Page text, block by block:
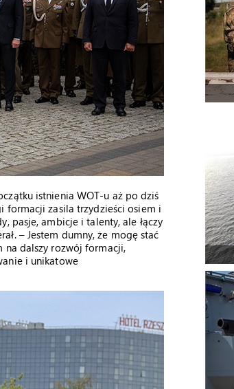
istnienia WOT-u aż po dziś
formacji zasila trzydzieści osiem i
pasje, ambicje i talenty, ale łączy
– Jestem dumny, że mogę stać
na dalszy rozwój formacji,
i unikatowe